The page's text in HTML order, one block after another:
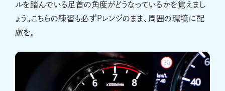
ルを踏んでいる足首の角度がどうなっているかを覚えまし
ょう。こちらの練習も必ずPレンジのまま、周囲の環境に配
慮を。